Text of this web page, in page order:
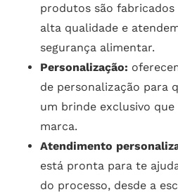
produtos são
alta qualidade e
segurança alimentar.
Personalização:
de personalização para
um brinde exclusivo que
marca.
Atendimento
está pronta para te
do processo, desde a